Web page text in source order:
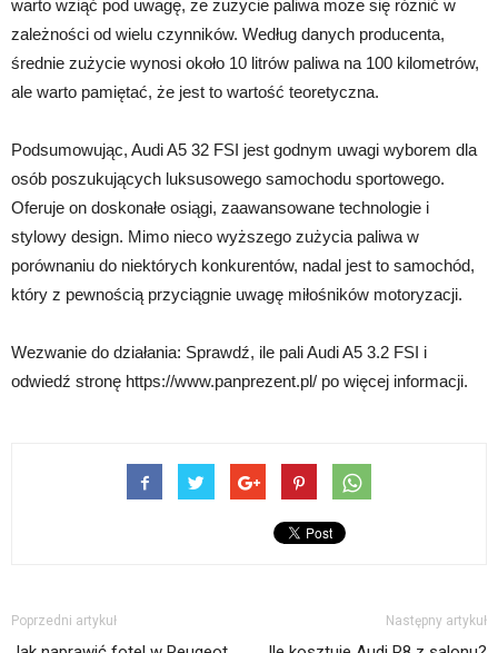
warto wziąć pod uwagę, że zużycie paliwa może się różnić w
zależności od wielu czynników. Według danych producenta,
średnie zużycie wynosi około 10 litrów paliwa na 100 kilometrów,
ale warto pamiętać, że jest to wartość teoretyczna.
Podsumowując, Audi A5 32 FSI jest godnym uwagi wyborem dla
osób poszukujących luksusowego samochodu sportowego.
Oferuje on doskonałe osiągi, zaawansowane technologie i
stylowy design. Mimo nieco wyższego zużycia paliwa w
porównaniu do niektórych konkurentów, nadal jest to samochód,
który z pewnością przyciągnie uwagę miłośników motoryzacji.
Wezwanie do działania: Sprawdź, ile pali Audi A5 3.2 FSI i
odwiedź stronę https://www.panprezent.pl/ po więcej informacji.
Poprzedni artykuł Następny artykuł